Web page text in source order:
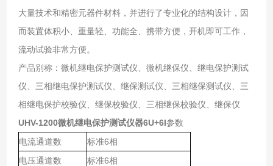
大量技术和精密元器件材料，并进行了专业化的结构设计，因
而装置体积小、重量轻、功能全、携带方便，开机即可工作，
流动试验非常方便。
产品别称：微机继电保护测试仪、微机继保仪、继电保护测试
仪、三相继电保护测试仪、继保测试仪、三相继保测试仪、三
相继电保护校验仪、继保校验仪、三相继保校验仪、继保仪
UHV-1200微机继电保护测试仪器6U+6I参数
电流通道数
标准6相
电压通道数
标准6相